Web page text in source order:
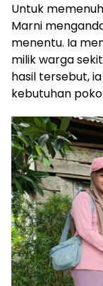
Untuk
Marni
menentu. Ia
milik warga
hasil tersebut,
kebutuhan